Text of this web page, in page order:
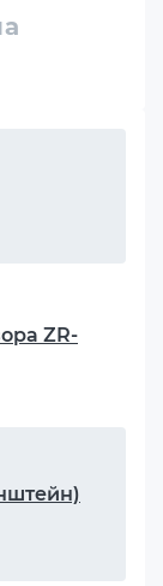
ZR-